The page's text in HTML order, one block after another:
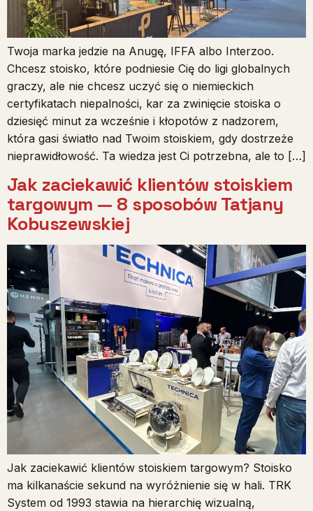
Twoja marka jedzie na Anugę, IFFA albo Interzoo.
Chcesz stoisko, które podniesie Cię do ligi globalnych
graczy, ale nie chcesz uczyć się o niemieckich
certyfikatach niepalności, kar za zwinięcie stoiska o
dziesięć minut za wcześnie i kłopotów z nadzorem,
która gasi światło nad Twoim stoiskiem, gdy dostrzeże
nieprawidłowość. Ta wiedza jest Ci potrzebna, ale to […]
Jak zaciekawić klientów stoiskiem
targowym — 8 sposobów Tatjany
Kobuszewskiej
Jak zaciekawić klientów stoiskiem targowym? Stoisko
ma kilkanaście sekund na wyróżnienie się w hali. TRK
System od 1993 stawia na hierarchię wizualną,